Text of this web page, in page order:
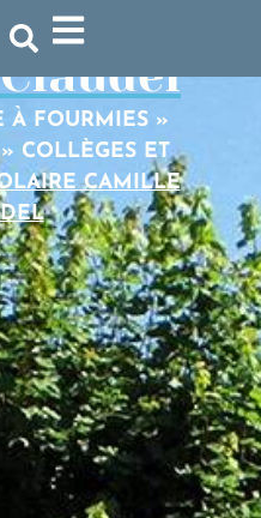
À FOURMIES»
COLLÈGES ET
CAMILLE